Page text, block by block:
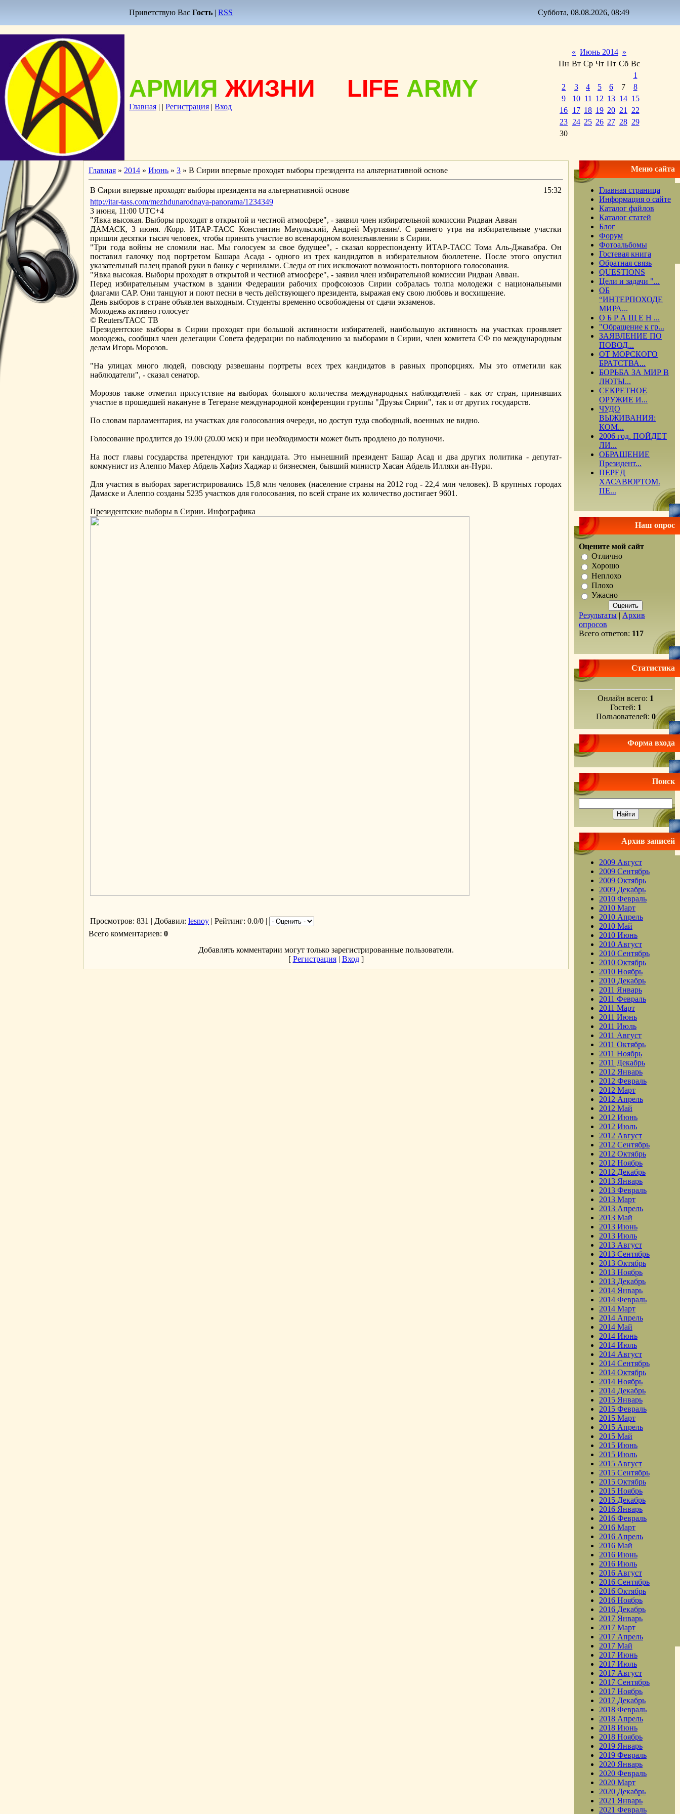
Приветствую Вас Гость | RSS Суббота, 08.08.2026, 08:49
АРМИЯ ЖИЗНИ LIFE ARMY
Главная | | Регистрация | Вход
« Июнь 2014 »
Пн Вт Ср Чт Пт Сб Вс
1
2
3 4 5 6 7
8
9
10 11 12 13 14 15
16 17 18 19 20 21
22
23 24 25 26 27 28 29
30
Главная » 2014 » Июнь » 3 » В Сирии впервые проходят выборы президента на альтернативной основе
В Сирии впервые проходят выборы президента на альтернативной основе
15:32
http://itar-tass.com/mezhdunarodnaya-panorama/1234349
3 июня, 11:00 UTC+4
"Явка высокая. Выборы проходят в открытой и честной атмосфере", - заявил член избирательной комиссии Ридван Авван
ДАМАСК, 3 июня. /Корр. ИТАР-ТАСС Константин Мачульский, Андрей Муртазин/. С раннего утра на избирательные участки
пришли десятки тысяч человек, чтобы принять участие во всенародном волеизъявлении в Сирии.
"Три года войны не сломили нас. Мы голосуем за свое будущее", - сказал корреспонденту ИТАР-ТАСС Тома Аль-Джавабра. Он
поставил галочку под портретом Башара Асада - одного из трех кандидатов в избирательном бюллетене. После этого опустил
указательный палец правой руки в банку с чернилами. Следы от них исключают возможность повторного голосования.
"Явка высокая. Выборы проходят в открытой и честной атмосфере", - заявил член избирательной комиссии Ридван Авван.
Перед избирательным участком в здании Федерации рабочих профсоюзов Сирии собралась толпа молодежи с национальными
флагами САР. Они танцуют и поют песни в честь действующего президента, выражая ему свою любовь и восхищение.
День выборов в стране объявлен выходным. Студенты временно освобождены от сдачи экзаменов.
Молодежь активно голосует
© Reuters/ТАСС ТВ
Президентские выборы в Сирии проходят при большой активности избирателей, наибольшую активность на участках проявляет
молодежь, сообщил член делегации Совета федерации по наблюдению за выборами в Сирии, член комитета СФ по международным
делам Игорь Морозов.
"На улицах много людей, повсюду развешаны портреты всех трех кандидатов в равных пропорциях. Мы это отметили как
наблюдатели", - сказал сенатор.
Морозов также отметил присутствие на выборах большого количества международных наблюдателей - как от стран, принявших
участие в прошедшей накануне в Тегеране международной конференции группы "Друзья Сирии", так и от других государств.
По словам парламентария, на участках для голосования очереди, но доступ туда свободный, военных не видно.
Голосование продлится до 19.00 (20.00 мск) и при необходимости может быть продлено до полуночи.
На пост главы государства претендуют три кандидата. Это нынешний президент Башар Асад и два других политика - депутат-
коммунист из Алеппо Махер Абдель Хафиз Хаджар и бизнесмен, бывший министр Хасан Абдель Илляхи ан-Нури.
Для участия в выборах зарегистрировались 15,8 млн человек (население страны на 2012 год - 22,4 млн человек). В крупных городах
Дамаске и Алеппо созданы 5235 участков для голосования, по всей стране их количество достигает 9601.
Президентские выборы в Сирии. Инфографика
Просмотров: 831 | Добавил: lesnoy | Рейтинг: 0.0/0 |
Всего комментариев: 0
Добавлять комментарии могут только зарегистрированные пользователи.
[ Регистрация| Вход]
Меню сайта
Главная страница
Информация о сайте
Каталог файлов
Каталог статей
Блог
Форум
Фотоальбомы
Гостевая книга
Обратная связь
QUESTIONS
Цели и задачи "...
ОБ
“ИНТЕРПОХОДЕ
МИРА...
О Б Р А Щ Е Н ...
"Обращение к гр...
ЗАЯВЛЕНИЕ ПО
ПОВОД...
ОТ МОРСКОГО
БРАТСТВА...
БОРЬБА ЗА МИР В
ЛЮТЫ...
СЕКРЕТНОЕ
ОРУЖИЕ И...
ЧУДО
ВЫЖИВАНИЯ:
КОМ...
2006 год. ПОЙДЕТ
ЛИ...
ОБРАЩЕНИЕ
Президент...
ПЕРЕД
ХАСАВЮРТОМ.
ПЕ...
Наш опрос
Оцените мой сайт
Отлично
Хорошо
Неплохо
Плохо
Ужасно
Результаты | Архив
опросов
Всего ответов: 117
Статистика
Онлайн всего: 1
Гостей: 1
Пользователей: 0
Форма входа
Поиск
Архив записей
2009 Август
2009 Сентябрь
2009 Октябрь
2009 Декабрь
2010 Февраль
2010 Март
2010 Апрель
2010 Май
2010 Июнь
2010 Август
2010 Сентябрь
2010 Октябрь
2010 Ноябрь
2010 Декабрь
2011 Январь
2011 Февраль
2011 Март
2011 Июнь
2011 Июль
2011 Август
2011 Октябрь
2011 Ноябрь
2011 Декабрь
2012 Январь
2012 Февраль
2012 Март
2012 Апрель
2012 Май
2012 Июнь
2012 Июль
2012 Август
2012 Сентябрь
2012 Октябрь
2012 Ноябрь
2012 Декабрь
2013 Январь
2013 Февраль
2013 Март
2013 Апрель
2013 Май
2013 Июнь
2013 Июль
2013 Август
2013 Сентябрь
2013 Октябрь
2013 Ноябрь
2013 Декабрь
2014 Январь
2014 Февраль
2014 Март
2014 Апрель
2014 Май
2014 Июнь
2014 Июль
2014 Август
2014 Сентябрь
2014 Октябрь
2014 Ноябрь
2014 Декабрь
2015 Январь
2015 Февраль
2015 Март
2015 Апрель
2015 Май
2015 Июнь
2015 Июль
2015 Август
2015 Сентябрь
2015 Октябрь
2015 Ноябрь
2015 Декабрь
2016 Январь
2016 Февраль
2016 Март
2016 Апрель
2016 Май
2016 Июнь
2016 Июль
2016 Август
2016 Сентябрь
2016 Октябрь
2016 Ноябрь
2016 Декабрь
2017 Январь
2017 Март
2017 Апрель
2017 Май
2017 Июнь
2017 Июль
2017 Август
2017 Сентябрь
2017 Ноябрь
2017 Декабрь
2018 Февраль
2018 Апрель
2018 Июнь
2018 Ноябрь
2019 Январь
2019 Февраль
2020 Январь
2020 Февраль
2020 Март
2020 Декабрь
2021 Январь
2021 Февраль